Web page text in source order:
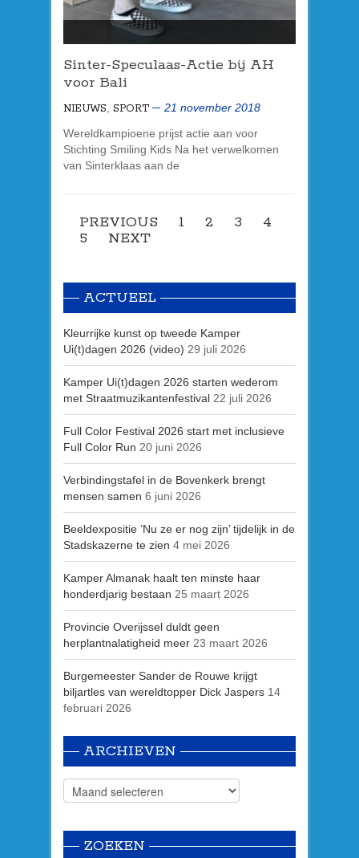
Sinter-Speculaas-Actie bij AH
voor Bali
NIEUWS SPORT
21 november 2018
Wereldkampioene prijst actie aan voor
Stichting Smiling Kids Na het verwelkomen
van Sinterklaas aan de
PREVIOUS 1 2 3
4
5
NEXT
ACTUEEL
Kleurrijke kunst op tweede Kamper
Ui(t)dagen 2026 (video) 29 juli 2026
Kamper Ui(t)dagen 2026 starten wederom
met Straatmuzikantenfestival 22 juli 2026
Full Color Festival 2026 start met inclusieve
Full Color Run 20 juni 2026
Verbindingstafel in de Bovenkerk brengt
mensen samen 6 juni 2026
Beeldexpositie ’Nu ze er nog zijn’ tijdelijk in de
Stadskazerne te zien 4 mei 2026
Kamper Almanak haalt ten minste haar
honderdjarig bestaan 25 maart 2026
Provincie Overijssel duldt geen
herplantnalatigheid meer 23 maart 2026
Burgemeester Sander de Rouwe krijgt
biljartles van wereldtopper Dick Jaspers 14
februari 2026
ARCHIEVEN
ZOEKEN